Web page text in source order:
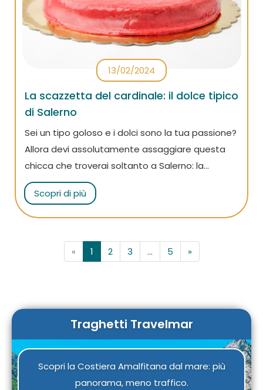
13/02/2024
La scazzetta del cardinale: il dolce tipico
di Salerno
Sei un tipo goloso e i dolci sono la tua passione?
Allora devi assolutamente assaggiare questa
chicca che troverai soltanto a Salerno: la
scazzetta del cardinale! Scoprila con noi!
Scopri di più
« 1 2 3 ... 5 »
Traghetti Travelmar
Scopri la Costiera Amalfitana dal mare: più
panorama, meno traffico.